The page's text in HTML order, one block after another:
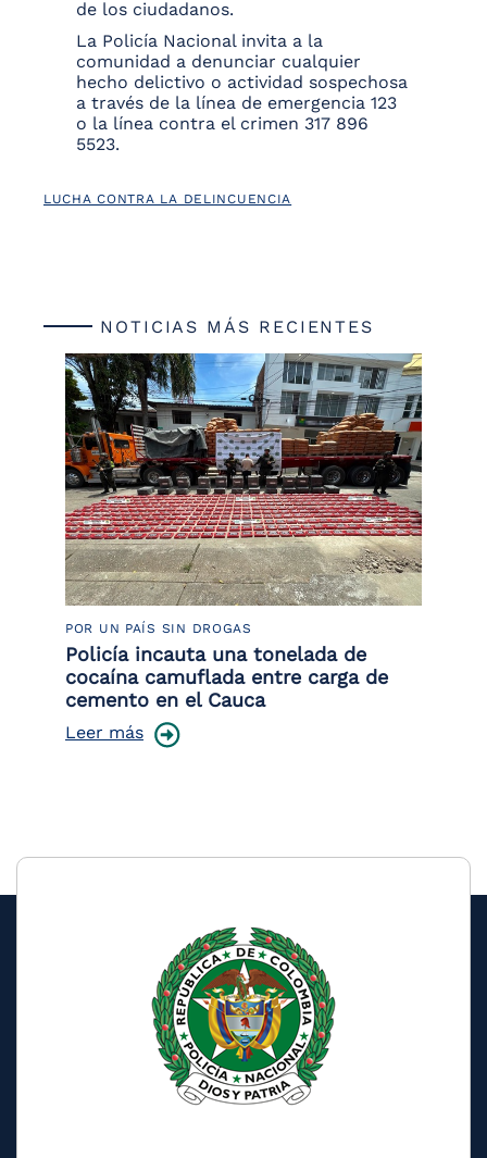
de los ciudadanos.
La Policía Nacional invita a la
comunidad a denunciar cualquier
hecho delictivo o actividad sospechosa
a través de la línea de emergencia 123
o la línea contra el crimen 317 896
5523.
LUCHA CONTRA LA DELINCUENCIA
NOTICIAS MÁS RECIENTES
POR UN PAÍS SIN DROGAS
Policía incauta una tonelada de
cocaína camuflada entre carga de
cemento en el Cauca
Leer más